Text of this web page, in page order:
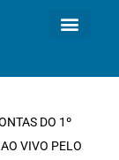
DO 1º
VIVO PELO